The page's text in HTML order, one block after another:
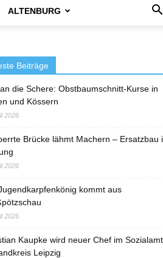
ALTENBURG
Beiträge
die Schere: Obstbaumschnitt-Kurse in
und Kössern
2026
Brücke lähmt Machern – Ersatzbau
2026
kommt aus
2026
Kaupke wird neuer Chef im Sozialamt
Leipzig